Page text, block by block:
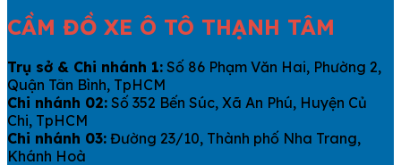
CẦM ĐỒ XE Ô TÔ THẠNH TÂM
Trụ sở & Chi nhánh 1: Số 86 Phạm Văn Hai, Phường 2,
Quận Tân Bình, TpHCM
Chi nhánh 02: Số 352 Bến Súc, Xã An Phú, Huyện Củ
Chi, TpHCM
Chi nhánh 03: Đường 23/10, Thành phố Nha Trang,
Khánh Hoà